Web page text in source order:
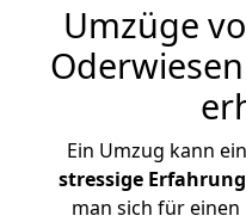
Umzüge
Ein Umzug kann
stressige Erfahrung
man sich für